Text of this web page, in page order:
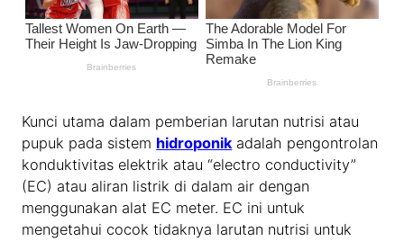
Kunci utama dalam pemberian larutan nutrisi atau
pupuk pada sistem hidroponikadalah pengontrolan
konduktivitas elektrik atau “electro conductivity”
(EC) atau aliran listrik di dalam air dengan
menggunakan alat EC meter. EC ini untuk
mengetahui cocok tidaknya larutan nutrisi untuk